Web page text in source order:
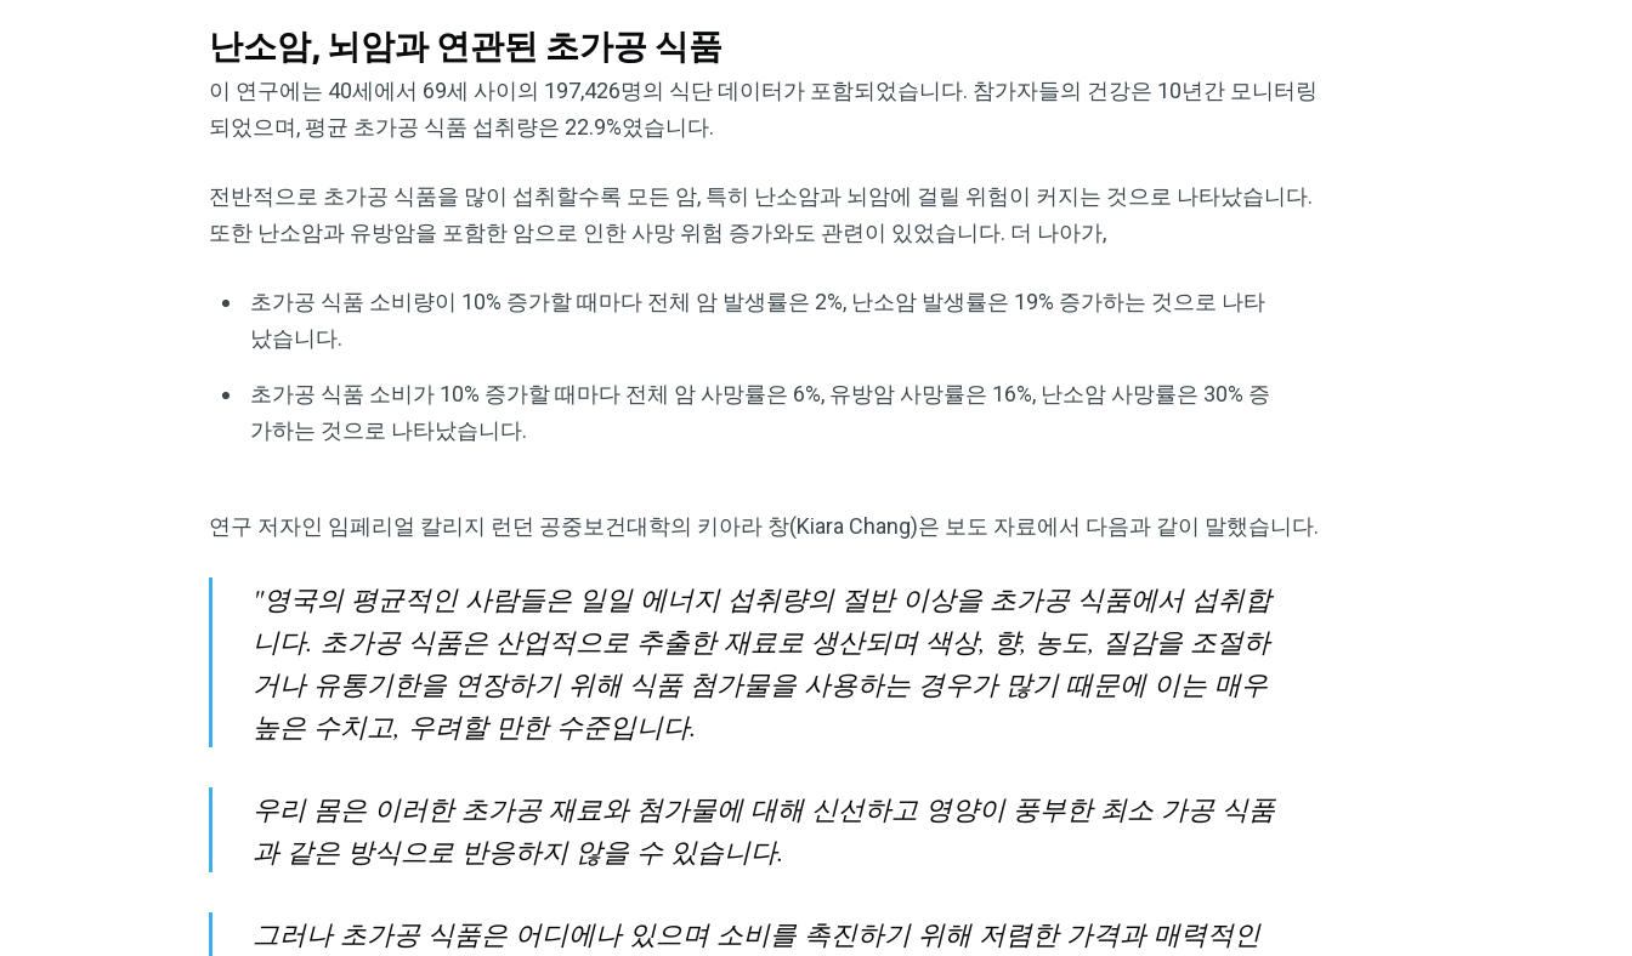
난소암, 뇌암과 연관된 초가공 식품
이 연구에는 40세에서 69세 사이의 197,426명의 식단 데이터가 포함되었습니다. 참가자들의 건강은 10년간 모니터링
되었으며, 평균 초가공 식품 섭취량은 22.9%였습니다.
전반적으로 초가공 식품을 많이 섭취할수록 모든 암, 특히 난소암과 뇌암에 걸릴 위험이 커지는 것으로 나타났습니다.
또한 난소암과 유방암을 포함한 암으로 인한 사망 위험 증가와도 관련이 있었습니다. 더 나아가,
초가공 식품 소비량이 10% 증가할 때마다 전체 암 발생률은 2%, 난소암 발생률은 19% 증가하는 것으로 나타
났습니다.
초가공 식품 소비가 10% 증가할 때마다 전체 암 사망률은 6%, 유방암 사망률은 16%, 난소암 사망률은 30% 증
가하는 것으로 나타났습니다.
연구 저자인 임페리얼 칼리지 런던 공중보건대학의 키아라 창(Kiara Chang)은 보도 자료에서 다음과 같이 말했습니다.
"영국의 평균적인 사람들은 일일 에너지 섭취량의 절반 이상을 초가공 식품에서 섭취합
니다. 초가공 식품은 산업적으로 추출한 재료로 생산되며 색상, 향, 농도, 질감을 조절하
거나 유통기한을 연장하기 위해 식품 첨가물을 사용하는 경우가 많기 때문에 이는 매우
높은 수치고, 우려할 만한 수준입니다.
우리 몸은 이러한 초가공 재료와 첨가물에 대해 신선하고 영양이 풍부한 최소 가공 식품
과 같은 방식으로 반응하지 않을 수 있습니다.
그러나 초가공 식품은 어디에나 있으며 소비를 촉진하기 위해 저렴한 가격과 매력적인
Dr. Mercola의 자연 건강 뉴스레터를 무
료로 구독하세요
롭게 확인하실 수 있습니다. Dr. Mercola와 함께 개인정보와 표